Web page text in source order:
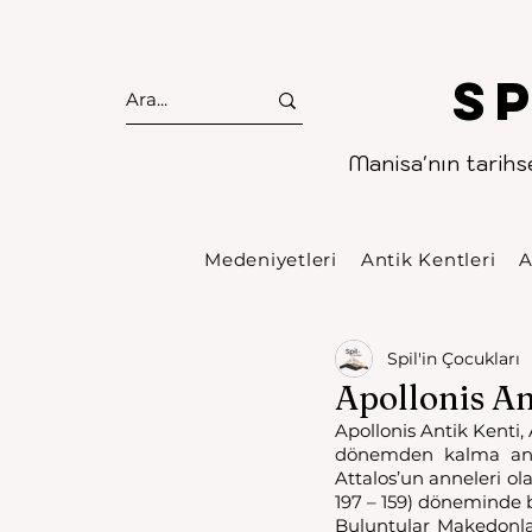
Manisa'nın
Medeniyetleri Antik Kentleri
Apollonis
Spil'in Çocukları
Apollonis Antik Kenti,
dönemden kalma
Attalos’un anneleri
197 – 159)
Buluntular